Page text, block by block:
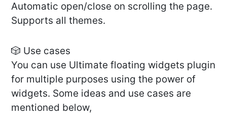
Automatic open/close on scrolling the page.
Supports all themes.
🎲 Use cases
You can use Ultimate floating widgets plugin
for multiple purposes using the power of
widgets. Some ideas and use cases are
mentioned below,